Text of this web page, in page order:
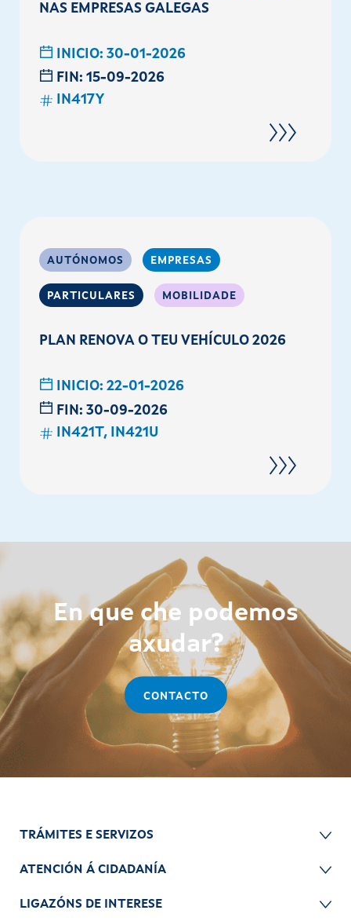
NAS EMPRESAS GALEGAS
INICIO: 30-01-2026
FIN: 15-09-2026
IN417Y
AUTÓNOMOS EMPRESAS
PARTICULARES MOBILIDADE
PLAN RENOVA O TEU VEHÍCULO 2026
INICIO: 22-01-2026
FIN: 30-09-2026
IN421T, IN421U
En que che podemos
axudar?
CONTACTO
TRÁMITES E SERVIZOS
ATENCIÓN Á CIDADANÍA
LIGAZÓNS DE INTERESE